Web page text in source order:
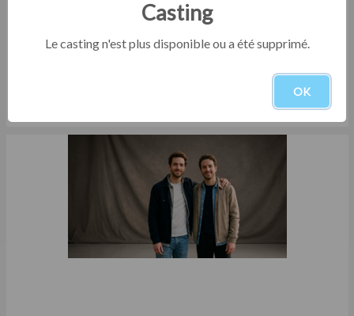
Casting doublure mains homme entre 45 et 55 ans vrai
Casting
Le casting n'est plus disponible ou a été supprimé.
OK